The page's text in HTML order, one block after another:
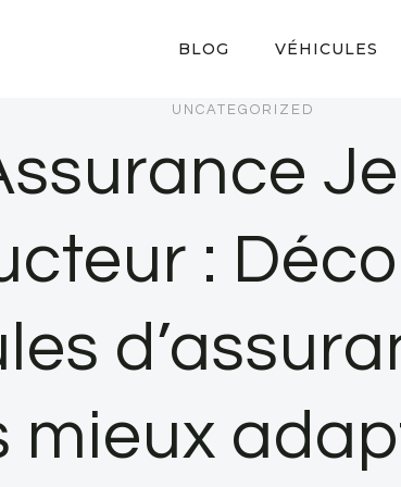
BLOG VÉHICULES
UNCATEGORIZED
:
mieux